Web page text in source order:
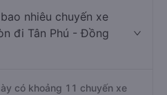
nhiêu chuyến xe
đi Tân Phú - Đồng
có khoảng 11 chuyến xe